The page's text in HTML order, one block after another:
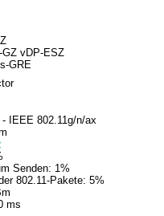
vDP-ESZ
GRE
IEEE 802.11g/n/ax
Senden: 1%
802.11-Pakete: 5%
ms